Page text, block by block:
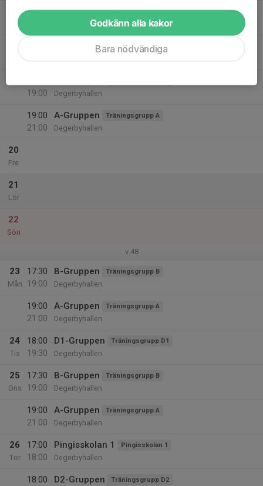
19:00
A-Gruppen Träningsgrupp A
Degerbyhallen
Pingisskolan 1 Pingisskolan 1
19:00
Degerbyhallen
19:00
21:00
A-Gruppen Träningsgrupp A
Degerbyhallen
20
Fre
21
Lör
22
Sön
v.48
23
Mån
17:30
19:00
B-Gruppen Träningsgrupp B
Degerbyhallen
19:00
21:00
A-Gruppen Träningsgrupp A
Degerbyhallen
24
Tis
18:00
19:30
D1-Gruppen Träningsgrupp D1
Degerbyhallen
25
Ons
17:30
19:00
B-Gruppen Träningsgrupp B
Degerbyhallen
19:00
21:00
A-Gruppen Träningsgrupp A
Degerbyhallen
26
Tor
17:00
18:00
Pingisskolan 1 Pingisskolan 1
Degerbyhallen
18:00
D2-Gruppen Träningsgrupp D2
Godkänn alla kakor
Bara nödvändiga